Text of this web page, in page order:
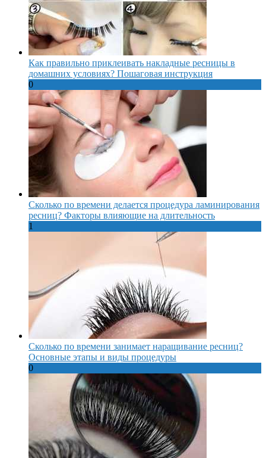
Как правильно приклеивать накладные ресницы в
домашних условиях? Пошаговая инструкция
0
Сколько по времени делается процедура ламинирования
ресниц? Факторы влияющие на длительность
1
Сколько по времени занимает наращивание ресниц?
Основные этапы и виды процедуры
0